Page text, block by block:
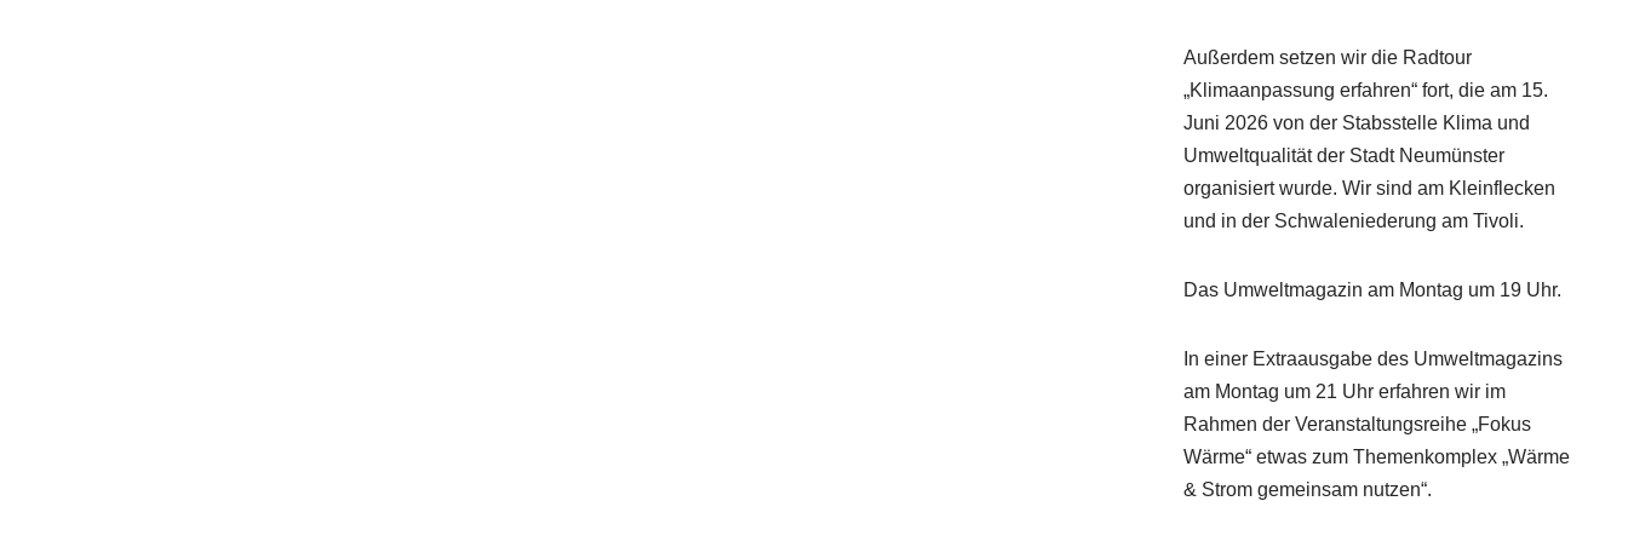
Außerdem setzen wir die Radtour
„Klimaanpassung erfahren“ fort, die am 15.
Juni 2026 von der Stabsstelle Klima und
Umweltqualität der Stadt Neumünster
organisiert wurde. Wir sind am Kleinflecken
und in der Schwaleniederung am Tivoli.
Das Umweltmagazin am Montag um 19 Uhr.
In einer Extraausgabe des Umweltmagazins
am Montag um 21 Uhr erfahren wir im
Rahmen der Veranstaltungsreihe „Fokus
Wärme“ etwas zum Themenkomplex „Wärme
& Strom gemeinsam nutzen“.